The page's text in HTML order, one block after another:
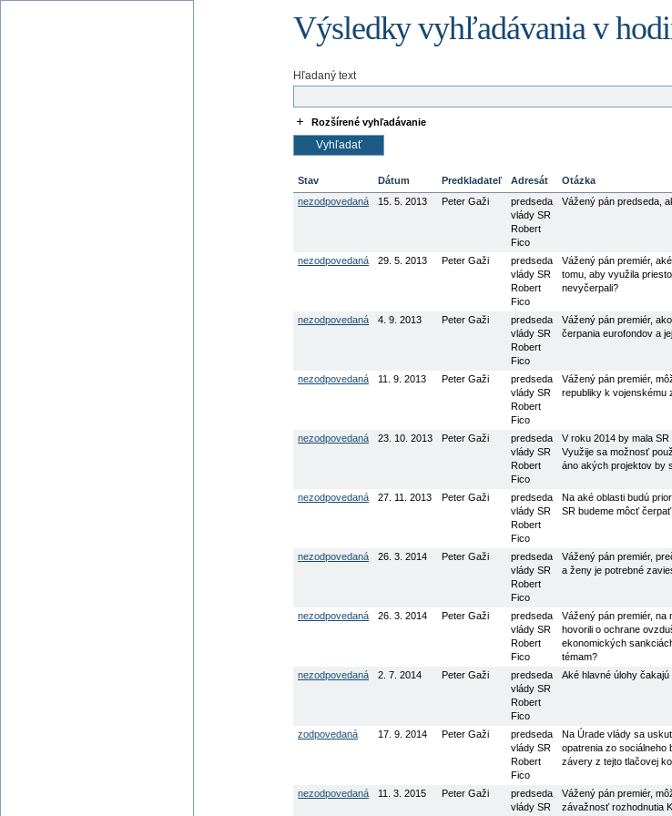
Výsledky vyhľadávania v
Hľadaný text
Rozšírené vyhľadávanie
Stav Dátum Predkladateľ Adresát
Otázka
nezodpovedaná
15. 5. 2013 Peter Gaži
predseda
vlády SR
Robert
Fico
Vážený pán predseda,
nezodpovedaná 29. 5. 2013 Peter Gaži
predseda
vlády SR
Robert
Fico
Vážený pán premiér,
tomu, aby využila
nevyčerpali?
nezodpovedaná 4. 9. 2013 Peter Gaži
predseda
vlády SR
Robert
Fico
Vážený pán premiér,
čerpania eurofondov a
nezodpovedaná 11. 9. 2013 Peter Gaži
predseda
vlády SR
Robert
Fico
Vážený pán premiér,
republiky k vojenskému
nezodpovedaná 23. 10. 2013 Peter Gaži
predseda
vlády SR
Robert
Fico
V roku 2014 by mala
Využije sa možnosť
áno akých projektov by
nezodpovedaná 27. 11. 2013 Peter Gaži
predseda
vlády SR
Robert
Fico
Na aké oblasti budú
SR budeme môcť
nezodpovedaná 26. 3. 2014 Peter Gaži
predseda
vlády SR
Robert
Fico
Vážený pán premiér,
a ženy je potrebné
nezodpovedaná 26. 3. 2014 Peter Gaži
predseda
vlády SR
Robert
Fico
Vážený pán premiér, na
hovorili o ochrane
ekonomických
témam?
nezodpovedaná
2. 7. 2014 Peter Gaži
predseda
vlády SR
Robert
Fico
Aké hlavné úlohy
zodpovedaná 17. 9. 2014 Peter Gaži
predseda
vlády SR
Robert
Fico
Na Úrade vlády sa
opatrenia zo sociálneho
závery z tejto tlačovej
nezodpovedaná 11. 3. 2015 Peter Gaži
predseda
vlády SR
Vážený pán premiér,
závažnosť rozhodnutia